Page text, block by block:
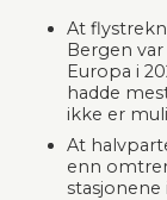
At
Bergen
Europa i
hadde
ikke er
At
enn